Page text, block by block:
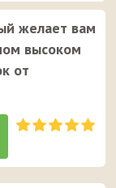
желает вам
высоком
от